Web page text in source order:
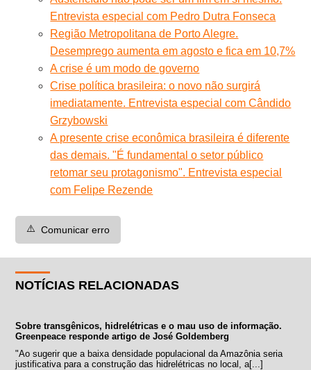
Entrevista especial com Pedro Dutra Fonseca
Região Metropolitana de Porto Alegre.
Desemprego aumenta em agosto e fica em 10,7%
A crise é um modo de governo
Crise política brasileira: o novo não surgirá
imediatamente. Entrevista especial com Cândido
Grzybowski
A presente crise econômica brasileira é diferente
das demais. "É fundamental o setor público
retomar seu protagonismo". Entrevista especial
com Felipe Rezende
⚠️ Comunicar erro
NOTÍCIAS RELACIONADAS
Sobre transgênicos, hidrelétricas e o mau uso de informação.
Greenpeace responde artigo de José Goldemberg
"Ao sugerir que a baixa densidade populacional da Amazônia seria
justificativa para a construção das hidrelétricas no local, a[...]